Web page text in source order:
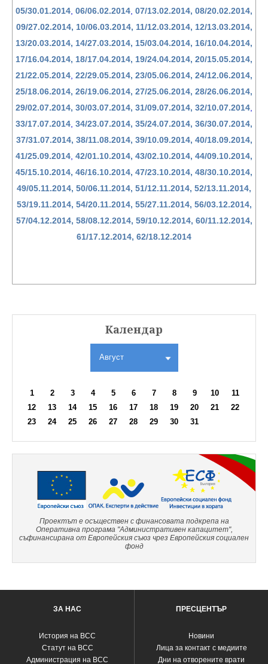
05/30.01.2014 06/06.02.2014 07/13.02.2014, 08/20.02.2014,
09/27.02.2014, 10/06.03.2014, 11/12.03.2014, 12/13.03.2014,
13/20.03.2014, 14/27.03.2014, 15/03.04.2014, 16/10.04.2014,
17/16.04.2014, 18/17.04.2014, 19/24.04.2014, 20/15.05.2014,
21/22.05.2014 22/29.05.2014, 23/05.06.2014, 24/12.06.2014,
25/18.06.2014, 26/19.06.2014, 27/25.06.2014, 28/26.06.2014,
29/02.07.2014, 30/03.07.2014, 31/09.07.2014, 32/10.07.2014
33/17.07.2014 34/23.07.2014, 35/24.07.2014, 36/30.07.2014,
37/31.07.2014, 38/11.08.2014, 39/10.09.2014, 40/18.09.2014,
41/25.09.2014 42/01.10.2014, 43/02.10.2014, 44/09.10.2014,
45/15.10.2014, 46/16.10.2014, 47/23.10.2014, 48/30.10.2014,
49/05.11.2014, 50/06.11.2014, 51/12.11.2014, 52/13.11.2014,
53/19.11.2014, 54/20.11.2014, 55/27.11.2014, 56/03.12.2014,
57/04.12.2014, 58/08.12.2014, 59/10.12.2014, 60/11.12.2014,
61/17.12.2014, 62/18.12.2014
Календар
Август
1 2 3 4 5 6 7 8 9 10
11
12
13 14 15 16 17 18 19 20 21
22
23
24 25 26 27 28 29 30 31
Проектът е осъществен с финансовата подкрепа на
Оперативна програма "Административен капацитет",
съфинансирана от Европейския съюз чрез Европейския социален
фонд
ЗА НАС
История на ВСС
Статут на ВСС
Администрация на ВСС
ПРЕСЦЕНТЪР
Новини
Лица за контакт с медиите
Дни на отворените врати